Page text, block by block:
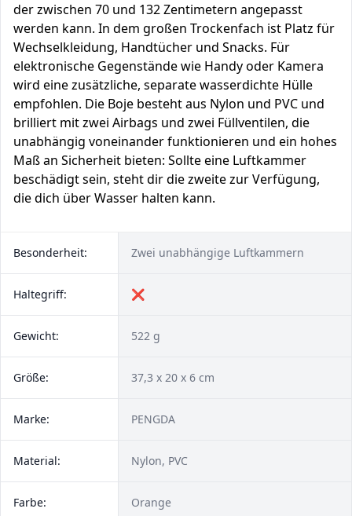
der zwischen 70 und 132 Zentimetern angepasst
werden kann. In dem großen Trockenfach ist Platz für
Wechselkleidung, Handtücher und Snacks. Für
elektronische Gegenstände wie Handy oder Kamera
wird eine zusätzliche, separate wasserdichte Hülle
empfohlen. Die Boje besteht aus Nylon und PVC und
brilliert mit zwei Airbags und zwei Füllventilen, die
unabhängig voneinander funktionieren und ein hohes
Maß an Sicherheit bieten: Sollte eine Luftkammer
beschädigt sein, steht dir die zweite zur Verfügung,
die dich über Wasser halten kann.
Besonderheit: Zwei unabhängige Luftkammern
Haltegriff: ❌
Gewicht: 522 g
Größe: ‎37,3 x 20 x 6 cm
Marke: PENGDA
Material: Nylon, PVC
Farbe: Orange